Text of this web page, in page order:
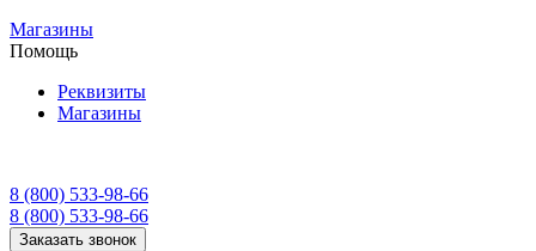
Магазины
Помощь
Реквизиты
Магазины
8 (800) 533-98-66
8 (800) 533-98-66
Заказать звонок